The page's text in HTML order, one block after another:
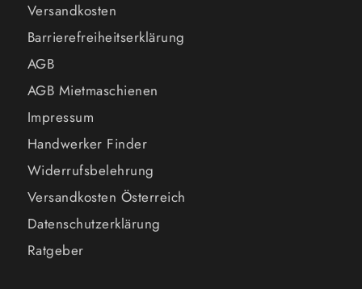
Versandkosten
Barrierefreiheitserklärung
AGB
AGB Mietmaschienen
Impressum
Handwerker Finder
Widerrufsbelehrung
Versandkosten Österreich
Datenschutzerklärung
Ratgeber